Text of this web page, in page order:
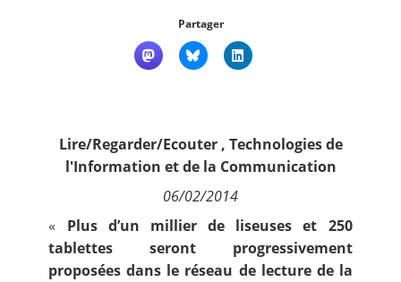
Contact
Partager
Lire/Regarder/Ecouter, Technologies de
l'Information et de la Communication
06/02/2014
« Plus d’un millier de liseuses et 250
tablettes seront progressivement
proposées dans le réseau de lecture de la